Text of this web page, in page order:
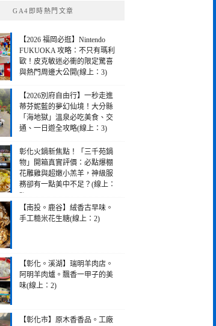
GA4即時熱門文章
【2026 福岡必逛】Nintendo
FUKUOKA 攻略：不只有瑪利
歐！皮克敏迷必衝的限定驚喜
與熱門周邊大公開(線上：3)
【2026別府自由行】一秒走進
蒂芬妮藍的夢幻仙境！大分縣
「海地獄」溫泉必吃美食、交
通、一日遊全攻略(線上：3)
彰化火鍋新焦點！「三千苑鍋
物」開箱真實評價：必點爆棚
花雕雞與超嫩小羔羊，神級服
務卻有一點美中不足？(線上：
3)
【南投。鹿谷】絨香古早味。
手工糙米花生糖(線上：2)
【彰化。溪湖】瑞明羊肉店。
阿明羊肉爐。飄香一甲子的美
味(線上：2)
【彰化市】原木香香品。工廠